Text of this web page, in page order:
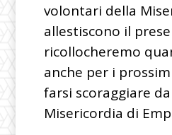
volontari della
allestiscono il
ricollocheremo
anche per i
farsi scoraggiare
Misericordia di